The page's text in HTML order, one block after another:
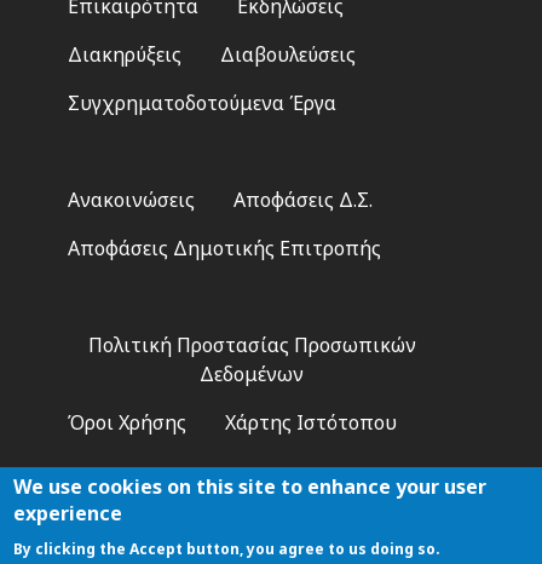
menu
Επικαιρότητα
Εκδηλώσεις
Διακηρύξεις
Διαβουλεύσεις
Συγχρηματοδοτούμενα Έργα
2
Ανακοινώσεις
Αποφάσεις Δ.Σ.
Αποφάσεις Δημοτικής Επιτροπής
Πολιτική Προστασίας Προσωπικών
Δεδομένων
Όροι Χρήσης
Χάρτης Ιστότοπου
Αναζήτηση
We use cookies on this site to enhance your user
experience
By clicking the Accept button, you agree to us doing so.